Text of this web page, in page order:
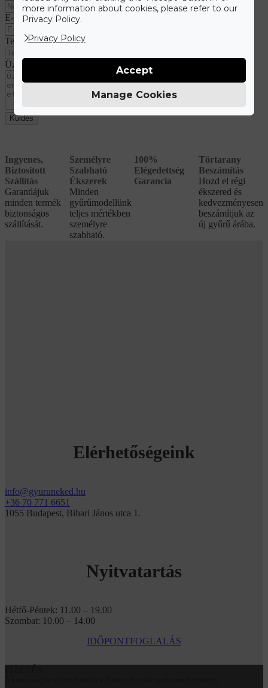
E-mail cím
Telefonszám
Üzenet
Küldés
Ingyenes,
Biztosított
Szállítás
Garantlájuk
minden termék
biztonságos
szállítását.
Személyre
Szabható
Ékszerek
Minden
gyűrűmodellünk
teljes mértékben
személyre
szabható.
100%
Elégedettség
Garancia
Törtarany
Beszámítás
Hozd el régi
ékszered és
kedvezményesen
beszámítjuk az
új gyűrű árába.
Elérhetőségeink
info@gyuruneked.hu
+36 70 771 6651
1055 Budapest, Bihari János utca 1.
Nyitvatartás
Hétfő-Péntek: 11.00 – 19.00
Szombat: 10.00 – 14.00
IDŐPONTFOGLALÁS
more information about cookies, please refer to our
Privacy Policy.
Privacy Policy
Manage Cookies
Accept